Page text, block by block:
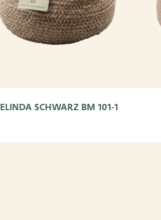
SCHWARZ BM 101-1